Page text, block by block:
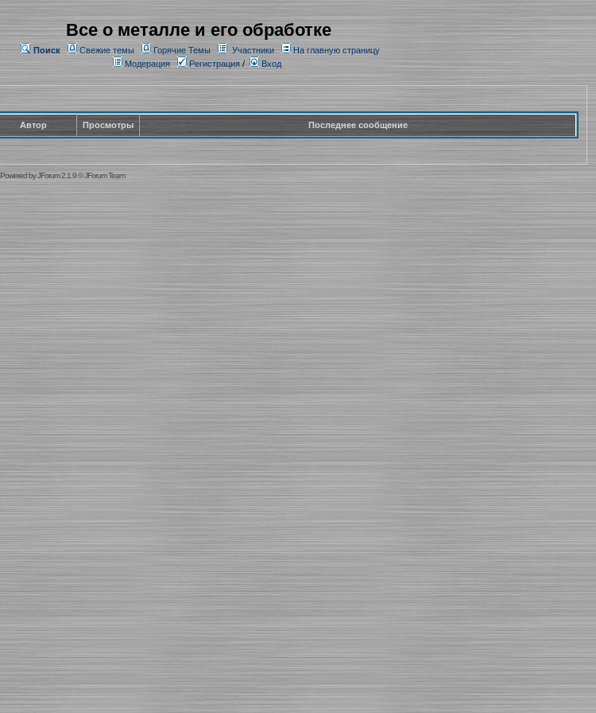
Все о металле и его обработке
Поиск Свежие темы Горячие Темы Участники
На главную страницу
Модерация
Регистрация/ Вход
Автор Просмотры Последнее сообщение
Powered byJForum 2.1.9©JForum Team